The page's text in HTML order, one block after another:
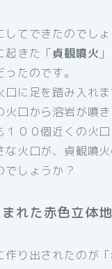
てできたのでしょ
起きた「貞観噴火
たのです。
に足を踏み入れま
口から溶岩が噴
００個近くの火
火口が、貞観噴火
しょうか？
れた赤色立体
り出されたのが「